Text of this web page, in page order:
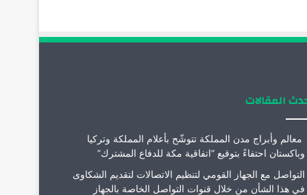
ن
ا
المقالات
معالم وأبراج مدن المملكة تتوشّح بأعلام المملكة وتركيا
وباكستان احتفاءً بتوقيع “اتفاقية مكة للدفاع المشترك”
التواصل مع الجهاز القومي لتنظيم الاتصالات لتقديم الشكاوى
في هذا الشأن من خلال قنوات التواصل الخاصة بالجهاز